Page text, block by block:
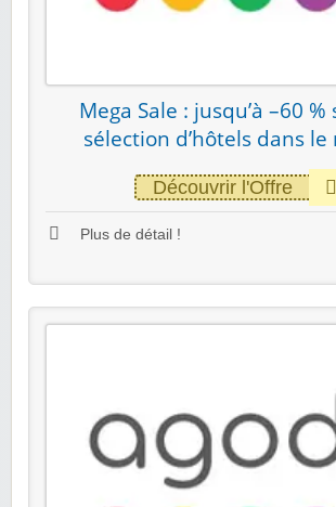
Mega Sale : jusqu’à –60
sélection d’hôtels dans
Découvrir l'Offre
Plus de détail !